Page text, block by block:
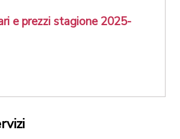
e prezzi stagione 2025-